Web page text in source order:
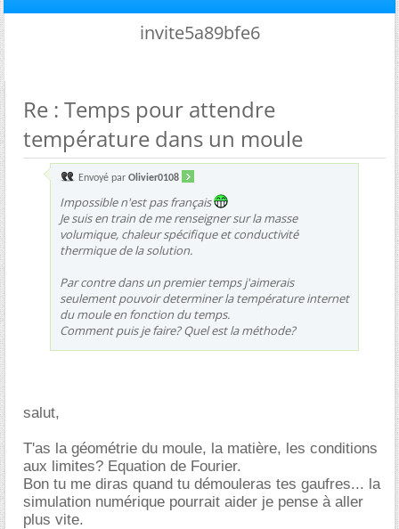
invite5a89bfe6
Re : Temps pour attendre
température dans un moule
Envoyé par Olivier0108
Impossible n'est pas français
Je suis en train de me renseigner sur la masse
volumique, chaleur spécifique et conductivité
thermique de la solution.
Par contre dans un premier temps j'aimerais
seulement pouvoir determiner la température internet
du moule en fonction du temps.
Comment puis je faire? Quel est la méthode?
salut,
T'as la géométrie du moule, la matière, les conditions
aux limites? Equation de Fourier.
Bon tu me diras quand tu démouleras tes gaufres... la
simulation numérique pourrait aider je pense à aller
plus vite.